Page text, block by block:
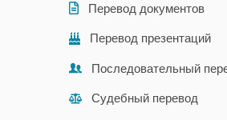
Перевод документов
Перевод презентаций
Последовательный
Судебный перевод